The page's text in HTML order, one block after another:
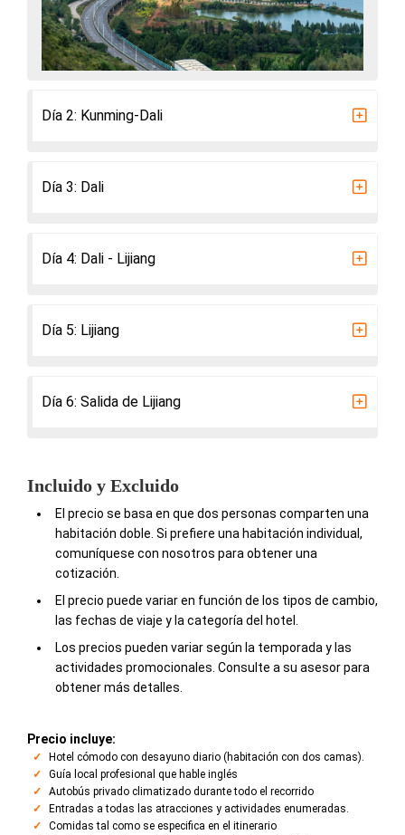
Día 2: Kunming-Dali
Día 3: Dali
Día 4: Dali - Lijiang
Día 5: Lijiang
Día 6: Salida de Lijiang
Incluido y Excluido
El precio se basa en que dos personas comparten una
habitación doble. Si prefiere una habitación individual,
comuníquese con nosotros para obtener una
cotización.
El precio puede variar en función de los tipos de cambio,
las fechas de viaje y la categoría del hotel.
Los precios pueden variar según la temporada y las
actividades promocionales. Consulte a su asesor para
obtener más detalles.
Precio incluye:
Hotel cómodo con desayuno diario (habitación con dos camas).
Guía local profesional que hable inglés
Autobús privado climatizado durante todo el recorrido
Entradas a todas las atracciones y actividades enumeradas.
Comidas tal como se especifica en el itinerario